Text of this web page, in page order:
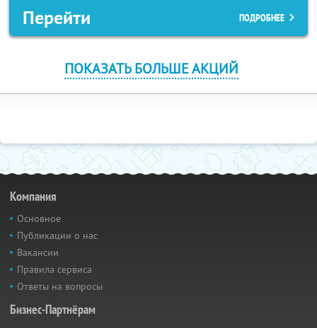
Перейти ПОДРОБНЕЕ
ПОКАЗАТЬ БОЛЬШЕ АКЦИЙ
Компания
Основное
Публикации о нас
Вакансии
Правила сервиса
Ответы на вопросы
Бизнес-Партнёрам